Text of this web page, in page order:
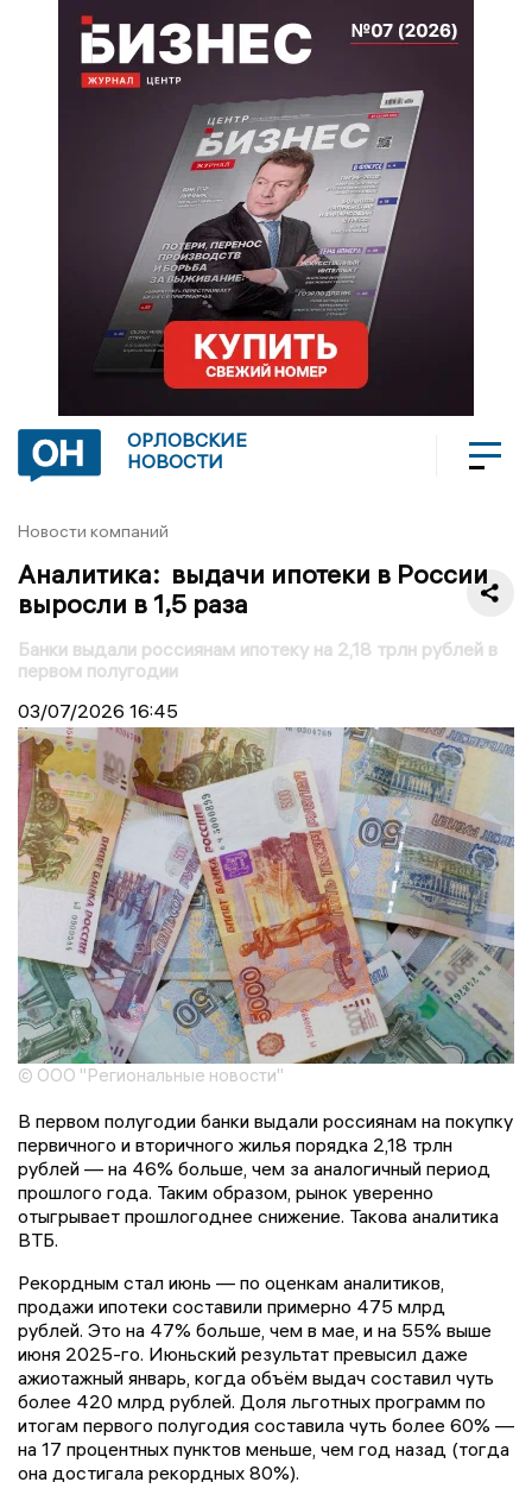
ОРЛОВСКИЕ
НОВОСТИ
Новости компаний
Аналитика: выдачи ипотеки в России
выросли в 1,5 раза
Банки выдали россиянам ипотеку на 2,18 трлн рублей в
первом полугодии
03/07/2026 16:45
© ООО "Региональные новости"
В первом полугодии банки выдали россиянам на покупку
первичного и вторичного жилья порядка 2,18 трлн
рублей — на 46% больше, чем за аналогичный период
прошлого года. Таким образом, рынок уверенно
отыгрывает прошлогоднее снижение. Такова аналитика
ВТБ.
Рекордным стал июнь — по оценкам аналитиков,
продажи ипотеки составили примерно 475 млрд
рублей. Это на 47% больше, чем в мае, и на 55% выше
июня 2025-го. Июньский результат превысил даже
ажиотажный январь, когда объём выдач составил чуть
более 420 млрд рублей. Доля льготных программ по
итогам первого полугодия составила чуть более 60% —
на 17 процентных пунктов меньше, чем год назад (тогда
она достигала рекордных 80%).